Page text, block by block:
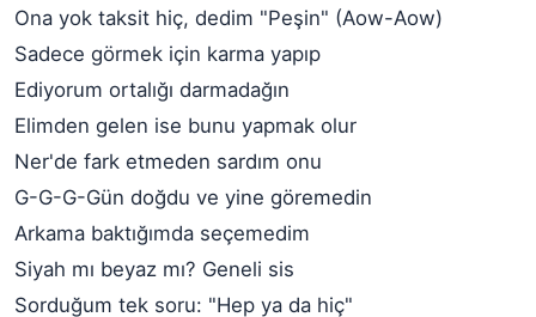
Ona yok taksit hiç, dedim "Peşin" (Aow-Aow)
Sadece görmek için karma yapıp
Ediyorum ortalığı darmadağın
Elimden gelen ise bunu yapmak olur
Ner'de fark etmeden sardım onu
G-G-G-Gün doğdu ve yine göremedin
Arkama baktığımda seçemedim
Siyah mı beyaz mı? Geneli sis
Sorduğum tek soru: "Hep ya da hiç"